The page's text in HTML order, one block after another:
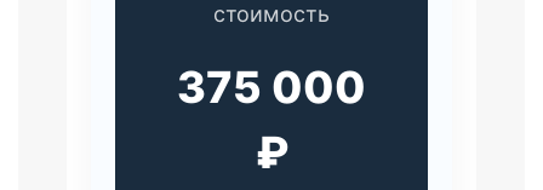
стоимость
375 000
₽